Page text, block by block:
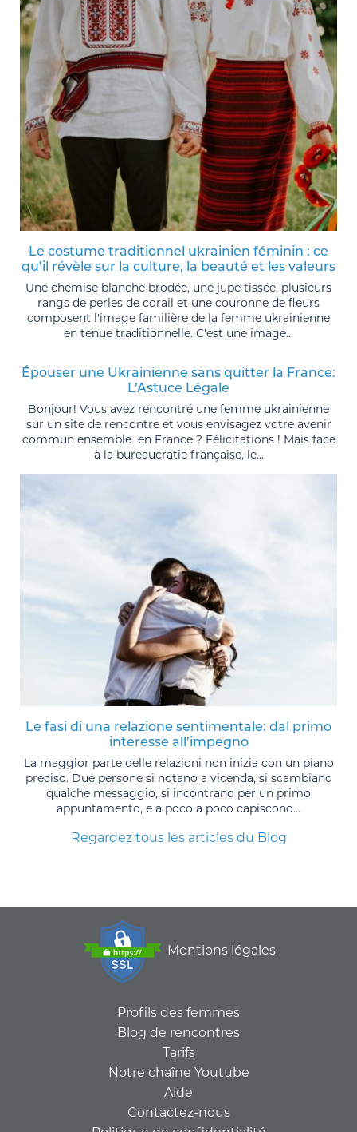
Le costume traditionnel ukrainien féminin : ce
qu’il révèle sur la culture, la beauté et les valeurs
Une chemise blanche brodée, une jupe tissée, plusieurs
rangs de perles de corail et une couronne de fleurs
composent l'image familière de la femme ukrainienne
en tenue traditionnelle. C'est une image...
Épouser une Ukrainienne sans quitter la France:
L’Astuce Légale
Bonjour! Vous avez rencontré une femme ukrainienne
sur un site de rencontre et vous envisagez votre avenir
commun ensemble en France ? Félicitations ! Mais face
à la bureaucratie française, le...
Le fasi di una relazione sentimentale: dal primo
interesse all’impegno
La maggior parte delle relazioni non inizia con un piano
preciso. Due persone si notano a vicenda, si scambiano
qualche messaggio, si incontrano per un primo
appuntamento, e a poco a poco capiscono...
Regardez tous les articles du Blog
Mentions légales
Profils des femmes
Blog de rencontres
Tarifs
Notre chaîne Youtube
Aide
Contactez-nous